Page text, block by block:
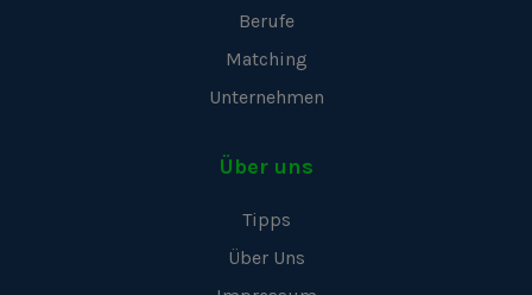
Berufe
Matching
Unternehmen
Über uns
Tipps
Über Uns